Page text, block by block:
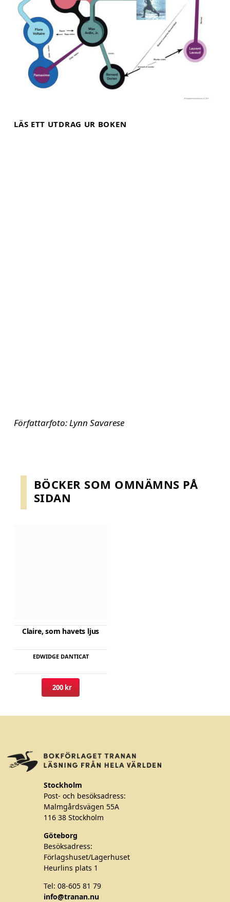
LÄS ETT UTDRAG UR BOKEN
Författarfoto: Lynn Savarese
BÖCKER SOM OMNÄMNS PÅ
SIDAN
Claire, som havets ljus
EDWIDGE DANTICAT
200 kr
Stockholm
Post- och besöksadress:
Malmgårdsvägen 55A
116 38 Stockholm
Göteborg
Besöksadress:
Förlagshuset/Lagerhuset
Heurlins plats 1
Tel: 08-605 81 79
info@tranan.nu